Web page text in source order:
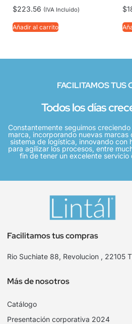
$223.56 (IVA Incluido)
Añadir al carrito
$
FACILITAMOS TUS
Todos los días
Constantemente seguimos
marca, incorporando nuevas
sistema de logística, innovando con
para agilizar los procesos, entre
fin de tener un excelente servicio
Facilitamos tus compras
Rio Suchiate 88, Revolucion , 22105
Más de nosotros
Catálogo
Presentación corporativa 2024